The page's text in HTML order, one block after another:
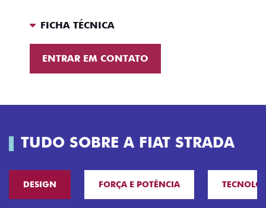
FICHA TÉCNICA
ENTRAR EM CONTATO
TUDO SOBRE A FIAT STRADA
DESIGN FORÇA E POTÊNCIA